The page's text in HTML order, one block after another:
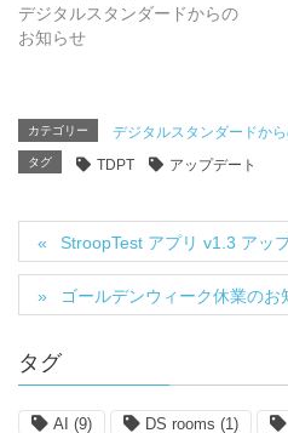
デジタルスタンダードからの
お知らせ
カテゴリー デジタルスタンダードか
タグ TDPT アップデート
StroopTest アプリ v1.3 アッ
ゴールデンウィーク休業のお
タグ
AI (9) DS rooms (1)